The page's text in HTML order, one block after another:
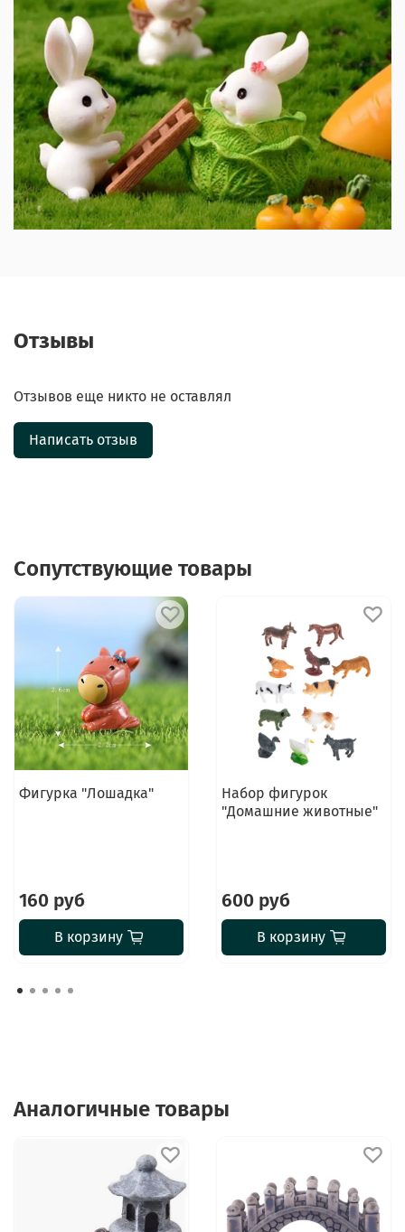
Отзывы
Отзывов еще никто не оставлял
Написать отзыв
Сопутствующие товары
Фигурка "Лошадка"
160 руб
В корзину
Набор фигурок
"Домашние животные"
600 руб
В корзину
Аналогичные товары